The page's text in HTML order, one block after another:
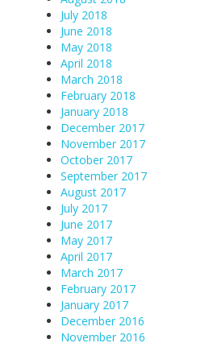
July 2018
June 2018
May 2018
April 2018
March 2018
February 2018
January 2018
December 2017
November 2017
October 2017
September 2017
August 2017
July 2017
June 2017
May 2017
April 2017
March 2017
February 2017
January 2017
December 2016
November 2016